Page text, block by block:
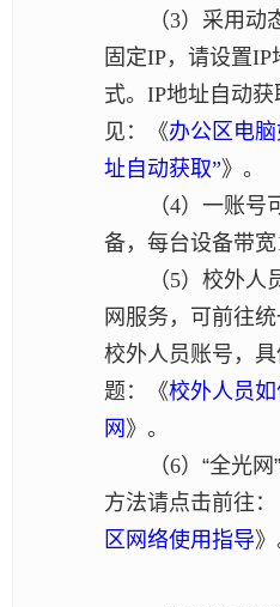
（3）采用
固定IP，请设置
式。IP地址自动
见：《办公区电
址自动获取”》。
（4）一账号
备，每台设备带宽
（5）校外人
网服务，可前往
校外人员账号，具
题：《校外人员
网 》。
（6） “全光网
方法请点击前往：
区网络使用指导》